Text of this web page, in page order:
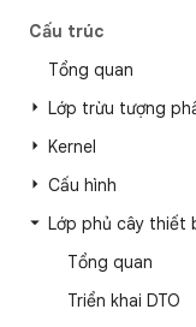
Cấu trúc
Tổng quan
Lớp trừu tượng
Kernel
Cấu hình
Lớp phủ cây thiết
Tổng quan
Triển khai DTO